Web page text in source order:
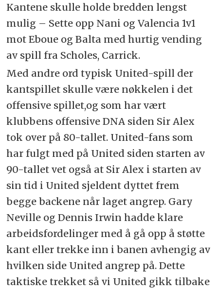
Kantene skulle holde bredden lengst
mulig – Sette opp Nani og Valencia 1v1
mot Eboue og Balta med hurtig vending
av spill fra Scholes, Carrick.
Med andre ord typisk United-spill der
kantspillet skulle være nøkkelen i det
offensive spillet,og som har vært
klubbens offensive DNA siden Sir Alex
tok over på 80-tallet. United-fans som
har fulgt med på United siden starten av
90-tallet vet også at Sir Alex i starten av
sin tid i United sjeldent dyttet frem
begge backene når laget angrep. Gary
Neville og Dennis Irwin hadde klare
arbeidsfordelinger med å gå opp å støtte
kant eller trekke inn i banen avhengig av
hvilken side United angrep på. Dette
taktiske trekket så vi United gikk tilbake